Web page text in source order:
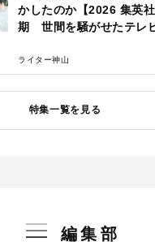
かしたのか【2026 集英
期 世間を騒がせたテレ
ライター神山
特集一覧を見る
編集部